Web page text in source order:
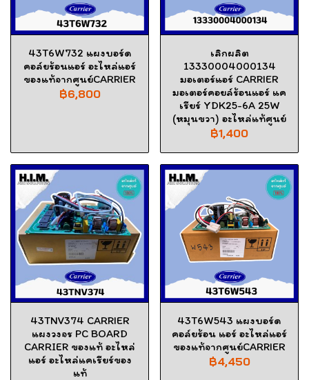
43T6W732 แผงบอร์ด
คอล์ยร้อนแอร์ อะไหล่แอร์
ของแท้จากศูนย์CARRIER
฿6,800
เลิกผลิต
13330004000134
มอเตอร์แอร์ CARRIER
มอเตอร์คอยล์ร้อนแอร์ แค
เรียร์ YDK25-6A 25W
(หมุนขวา) อะไหล่แท้ศูนย์
฿1,400
43TNV374 CARRIER
แผงวงจร PC BOARD
CARRIER ของแท้ อะไหล่
แอร์ อะไหล่แคเรียร์ของ
แท้
43T6W543 แผงบอร์ด
คอล์ยร้อน แอร์ อะไหล่แอร์
ของแท้จากศูนย์CARRIER
฿4,450